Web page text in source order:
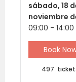
sábado, 18
noviembre
09:00 - 14:00
Book
497